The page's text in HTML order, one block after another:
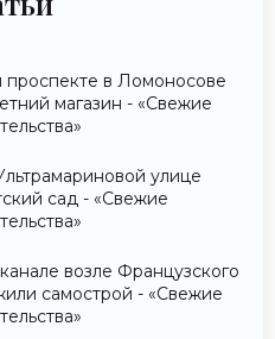
в Ломоносове
магазин - «Свежие
улице
сад - «Свежие
возле Французского
самострой - «Свежие